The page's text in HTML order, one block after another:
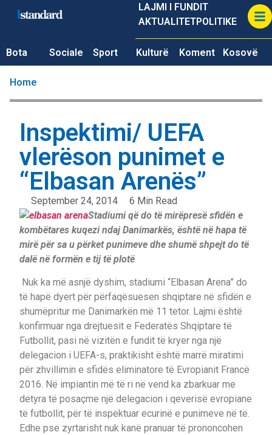
LAJMI I FUNDIT
AKTUALITETPOLITIKE
Bota Sociale Sport Kulturë Koment Kosovë
Home
Inspektimi/ UEFA
vlerëson punimet e
“Elbasan Arenës”
September 24, 2014
6 Min Read
Stadiumi që do të mirëpresë sfidën e
kombëtares kuqezi ndaj Danimarkës, është në hapa të
mirë për sa u përket punimeve dhe shumë shpejt do të
dalë në formën e tij të plotë
Nuk ka më asnjë dyshim, stadiumi “Elbasan Arena” do
të hapë dyert për përfaqësuesen shqiptare në sfidën e
shumëpritur me Danimarkën më 11 tetor. Lajmi është
konfirmuar nga drejtuesit e Federatës Shqiptare të
Futbollit, pasi në vizitën e fundit të kryer nga një
delegacion i UEFA-s, praktikisht është marrë miratimi
për zhvillimin e sfidës eliminatore të Evropianit Francë
2016. Në impiantin më të ri në vend ka zbarkuar me
detyra të posaçme një delegacion i qeverisë evropiane
të futbollit, për të inspektuar ecurinë e punimeve në të.
Edhe pse zyrtarisht nuk kanë pranuar të prononcohen